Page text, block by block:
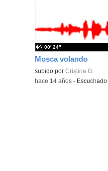
Mosca volando
subido por Cristina G.
00′ 24″
-hace 14 años- Escuchado